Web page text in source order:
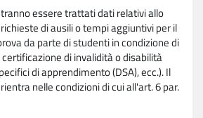
essere trattati dati relativi allo
di ausili o tempi aggiuntivi per il
da parte di studenti in condizione di
di invalidità o disabilità
di apprendimento (DSA), ecc.). Il
nelle condizioni di cui all'art. 6 par.